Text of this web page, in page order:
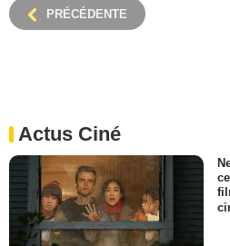
PRÉCÉDENTE
Actus Ciné